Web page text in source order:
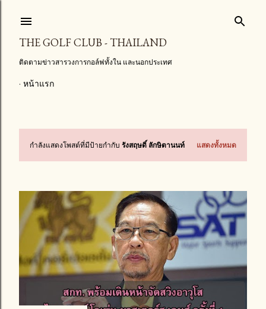
THE GOLF CLUB - THAILAND
ติดตามข่าวสารวงการกอล์ฟทั้งใน และนอกประเทศ
หน้าแรก
บ
ท
ค
ว
า
กำลังแสดงโพสต์ที่มีป้ายกำกับ รังสฤษดิ์ ลักษิตานนท์ แสดงทั้งหมด